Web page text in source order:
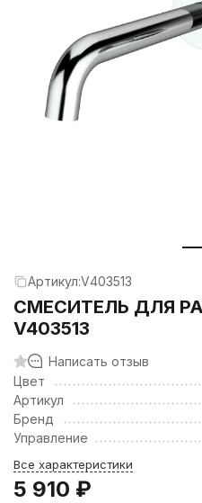
Артикул:V403513
СМЕСИТЕЛЬ ДЛЯ
V403513
Написать отзыв
Цвет
Артикул
Бренд
Управление
Все характеристики
5 910 ₽